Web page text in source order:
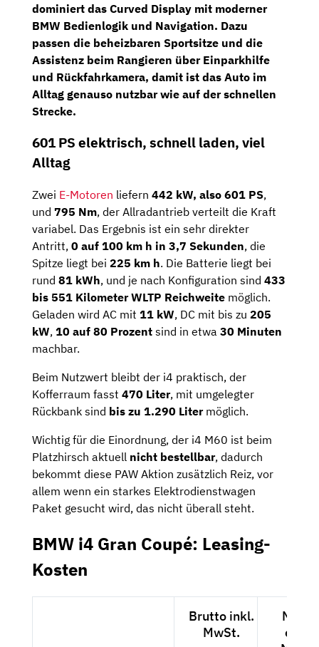
dominiert das Curved Display mit moderner
BMW Bedienlogik und Navigation. Dazu
passen die beheizbaren Sportsitze und die
Assistenz beim Rangieren über Einparkhilfe
und Rückfahrkamera, damit ist das Auto im
Alltag genauso nutzbar wie auf der schnellen
Strecke.
601 PS elektrisch, schnell laden, viel
Alltag
Zwei E-Motoren liefern 442 kW, also 601 PS,
und 795 Nm, der Allradantrieb verteilt die Kraft
variabel. Das Ergebnis ist ein sehr direkter
Antritt, 0 auf 100 km h in 3,7 Sekunden, die
Spitze liegt bei 225 km h. Die Batterie liegt bei
rund 81 kWh, und je nach Konfiguration sind 433
bis 551 Kilometer WLTP Reichweite möglich.
Geladen wird AC mit 11 kW, DC mit bis zu 205
kW, 10 auf 80 Prozent sind in etwa 30 Minuten
machbar.
Beim Nutzwert bleibt der i4 praktisch, der
Kofferraum fasst 470 Liter, mit umgelegter
Rückbank sind bis zu 1.290 Litermöglich.
Wichtig für die Einordnung, der i4 M60 ist beim
Platzhirsch aktuell nicht bestellbar, dadurch
bekommt diese PAW Aktion zusätzlich Reiz, vor
allem wenn ein starkes Elektrodienstwagen
Paket gesucht wird, das nicht überall steht.
BMW i4 Gran Coupé: Leasing-
Kosten
Brutto inkl.
MwSt.
Netto
exkl.